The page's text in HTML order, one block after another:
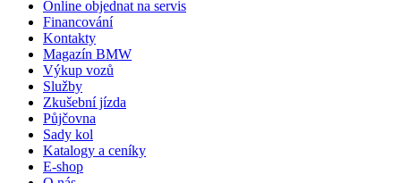
Online objednat na servis
Financování
Kontakty
Magazín BMW
Výkup vozů
Služby
Zkušební jízda
Půjčovna
Sady kol
Katalogy a ceníky
E-shop